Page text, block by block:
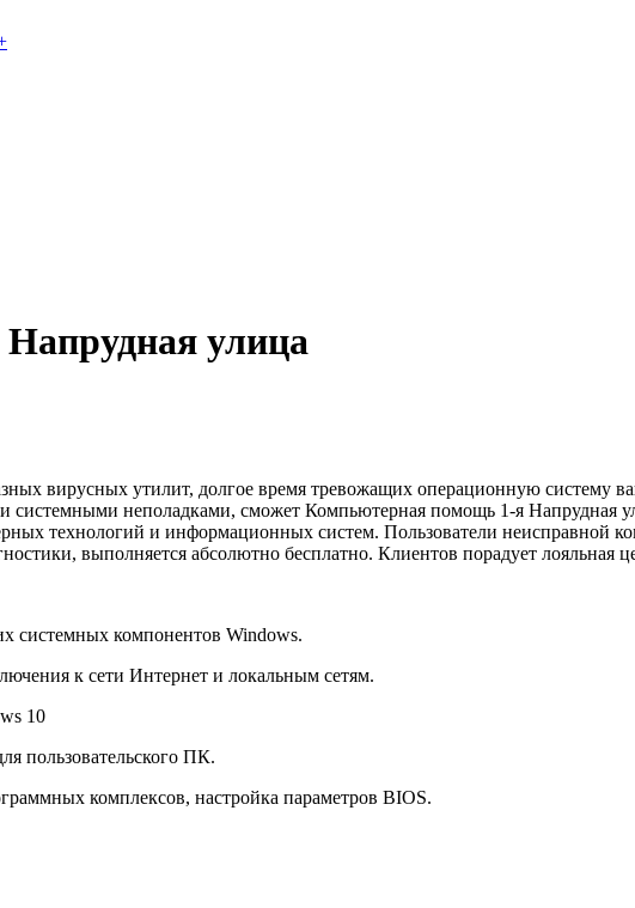
улица
вирусных утилит, долгое время тревожащих операционную систему
системными неполадками, сможет Компьютерная помощь 1-я Напрудная
технологий и информационных систем. Пользователи неисправной
выполняется абсолютно бесплатно. Клиентов порадует лояльная
системных компонентов Windows.
к сети Интернет и локальным сетям.
10
пользовательского ПК.
комплексов, настройка параметров BIOS.